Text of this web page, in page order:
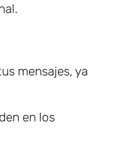
mensajes, ya
en los